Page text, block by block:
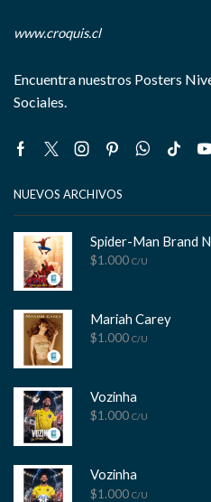
www.croquis.cl
Encuentra nuestros Posters
Sociales.
Facebook
TwitterInstagram
PinterestWhatsapp
Tik-
NUEVOS ARCHIVOS
Spider-Man Brand
$1.000 C/U
Mariah Carey
$1.000 C/U
Vozinha
$1.000 C/U
Vozinha
$1.000 C/U